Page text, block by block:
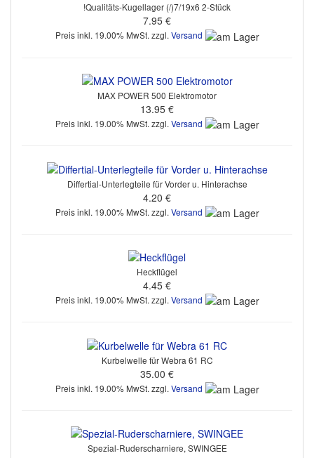
!Qualitäts-Kugellager (/)7/19x6 2-Stück
7.95 €
Preis inkl. 19.00% MwSt. zzgl. Versand
MAX POWER 500 Elektromotor
13.95 €
Preis inkl. 19.00% MwSt. zzgl. Versand
Differtial-Unterlegteile für Vorder u. Hinterachse
4.20 €
Preis inkl. 19.00% MwSt. zzgl. Versand
Heckflügel
4.45 €
Preis inkl. 19.00% MwSt. zzgl. Versand
Kurbelwelle für Webra 61 RC
35.00 €
Preis inkl. 19.00% MwSt. zzgl. Versand
Spezial-Ruderscharniere, SWINGEE